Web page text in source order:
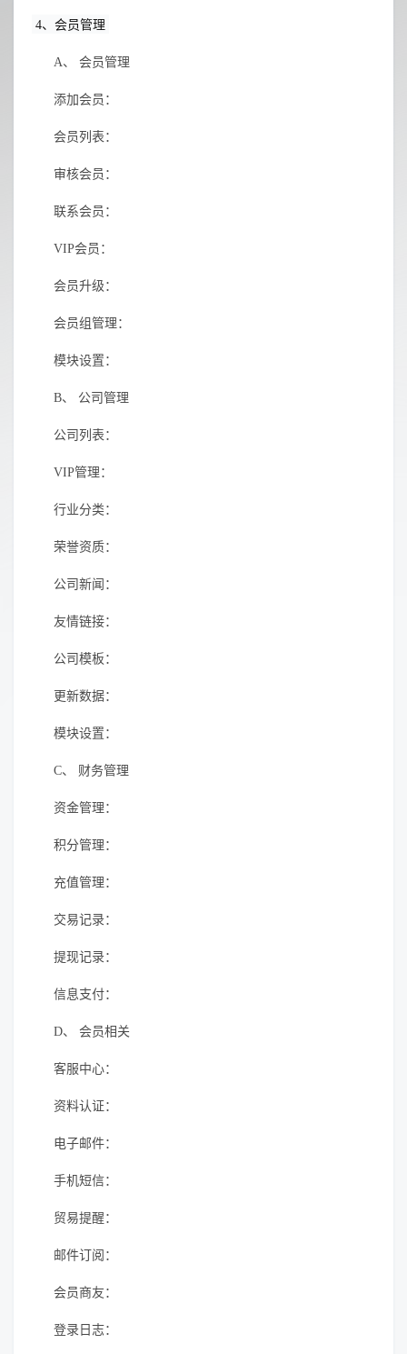
4、会员管理
A、 会员管理
添加会员：
会员列表：
审核会员：
联系会员：
VIP会员：
会员升级：
会员组管理：
模块设置：
B、 公司管理
公司列表：
VIP管理：
行业分类：
荣誉资质：
公司新闻：
友情链接：
公司模板：
更新数据：
模块设置：
C、 财务管理
资金管理：
积分管理：
充值管理：
交易记录：
提现记录：
信息支付：
D、 会员相关
客服中心：
资料认证：
电子邮件：
手机短信：
贸易提醒：
邮件订阅：
会员商友：
登录日志：